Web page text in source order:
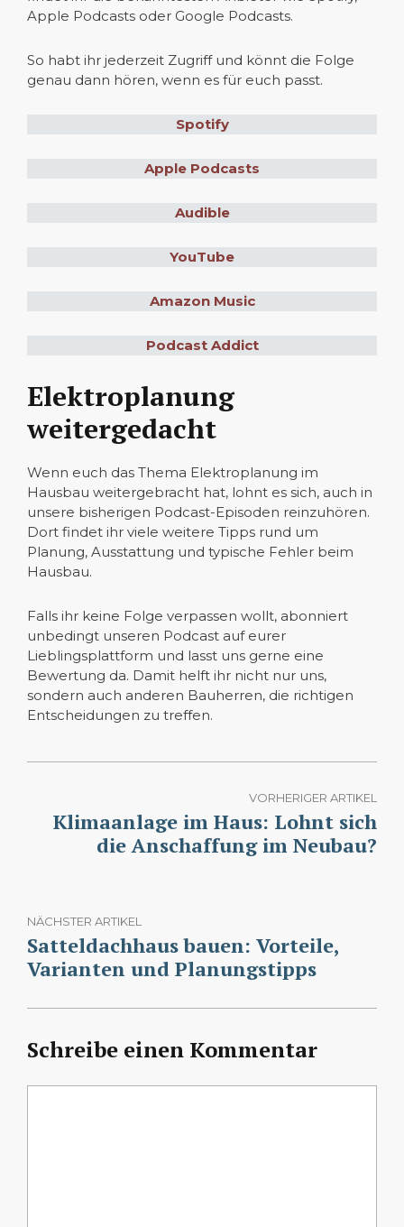
Apple Podcasts oder Google Podcasts.
So habt ihr jederzeit Zugriff und könnt die Folge
genau dann hören, wenn es für euch passt.
Spotify
Apple Podcasts
Audible
YouTube
Amazon Music
Podcast Addict
Elektroplanung
weitergedacht
Wenn euch das Thema Elektroplanung im
Hausbau weitergebracht hat, lohnt es sich, auch in
unsere bisherigen Podcast-Episoden reinzuhören.
Dort findet ihr viele weitere Tipps rund um
Planung, Ausstattung und typische Fehler beim
Hausbau.
Falls ihr keine Folge verpassen wollt, abonniert
unbedingt unseren Podcast auf eurer
Lieblingsplattform und lasst uns gerne eine
Bewertung da. Damit helft ihr nicht nur uns,
sondern auch anderen Bauherren, die richtigen
Entscheidungen zu treffen.
VORHERIGER ARTIKEL
Klimaanlage im Haus: Lohnt sich
die Anschaffung im Neubau?
NÄCHSTER ARTIKEL
Satteldachhaus bauen: Vorteile,
Varianten und Planungstipps
Schreibe einen Kommentar